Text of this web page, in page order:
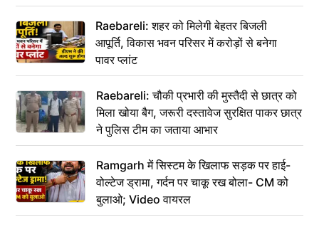
Raebareli: शहर को मिलेगी बेहतर बिजली
आपूर्ति, विकास भवन परिसर में करोड़ों से बनेगा
पावर प्लांट
Raebareli: चौकी प्रभारी की मुस्तैदी से छात्र को
मिला खोया बैग, जरूरी दस्तावेज सुरक्षित पाकर छात्र
ने पुलिस टीम का जताया आभार
Ramgarh में सिस्टम के खिलाफ सड़क पर हाई-
वोल्टेज ड्रामा, गर्दन पर चाकू रख बोला- CM को
बुलाओ; Video वायरल